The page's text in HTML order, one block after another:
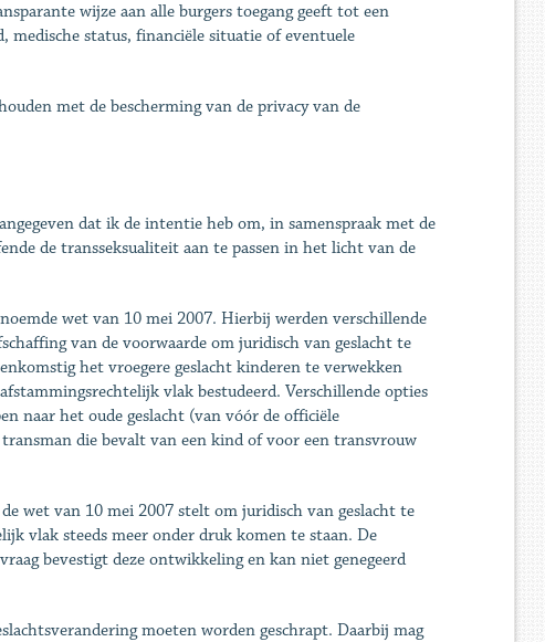
wijze aan alle burgers toegang geeft tot een
medische status, financiële situatie of eventuele
met de bescherming van de privacy van de
dat ik de intentie heb om, in samenspraak met de
de transseksualiteit aan te passen in het licht van de
wet van 10 mei 2007. Hierbij werden verschillende
van de voorwaarde om juridisch van geslacht te
het vroegere geslacht kinderen te verwekken
vlak bestudeerd. Verschillende opties
naar het oude geslacht (van vóór de officiële
die bevalt van een kind of voor een transvrouw
wet van 10 mei 2007 stelt om juridisch van geslacht te
vlak steeds meer onder druk komen te staan. De
bevestigt deze ontwikkeling en kan niet genegeerd
moeten worden geschrapt. Daarbij mag